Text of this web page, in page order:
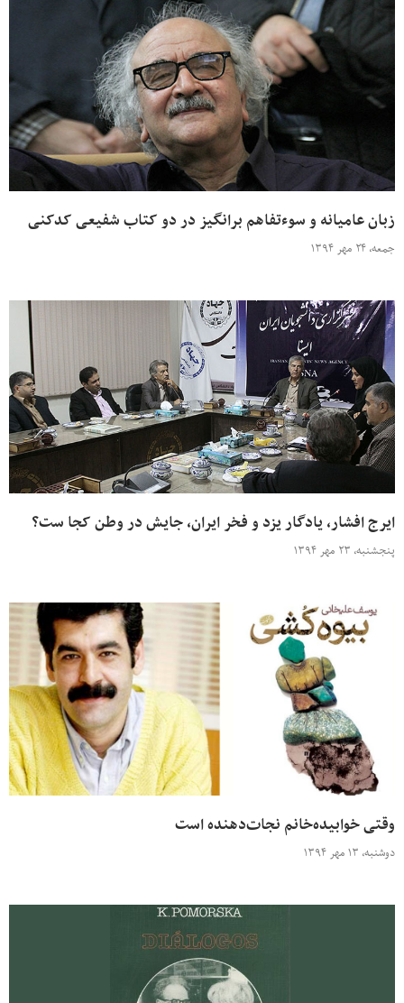
زبان عامیانه و سوءتفاهم برانگیز در دو کتاب شفیعی کدکنی
جمعه، ۲۴ مهر ۱۳۹۴
ایرج افشار، یادگار یزد و فخر ایران، جایش در وطن کجا ست؟
پنجشنبه، ۲۳ مهر ۱۳۹۴
وقتی خوابیده‌خانم نجات‌دهنده است
دوشنبه، ۱۳ مهر ۱۳۹۴